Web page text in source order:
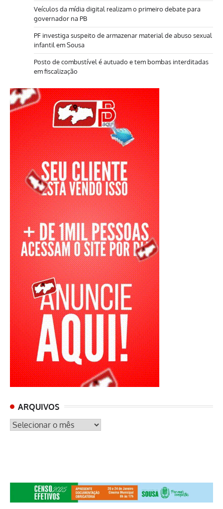
Veículos da mídia digital realizam o primeiro debate para
governador na PB
PF investiga suspeito de armazenar material de abuso sexual
infantil em Sousa
Posto de combustível é autuado e tem bombas interditadas
em fiscalização
ARQUIVOS
ARQUIVOS